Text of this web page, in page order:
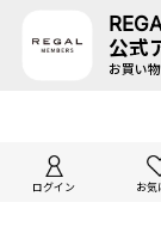
公式
お買い
ログイン お気